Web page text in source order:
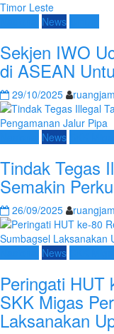
News
Sekjen IWO
di ASEAN
29/10/2025
News
Tindak Tegas
Semakin
26/09/2025
News
Peringati HUT
SKK Migas
Laksanakan